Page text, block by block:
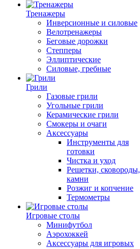
Тренажеры
Инверсионные и силовые
Велотренажеры
Беговые дорожки
Степперы
Эллиптические
Силовые, гребные
Грили
Газовые грили
Угольные грили
Керамические грили
Смокеры и очаги
Аксессуары
Инструменты для
готовки
Чистка и уход
Решетки, сковороды,
камни
Розжиг и копчение
Термометры
Игровые столы
Минифутбол
Аэрохоккей
Аксессуары для игровых